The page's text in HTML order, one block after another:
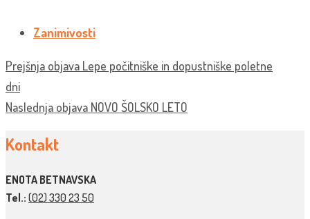
Zanimivosti
Prejšnja objava Lepe počitniške in dopustniške poletne
dni
Naslednja objava NOVO ŠOLSKO LETO
Kontakt
ENOTA BETNAVSKA
Tel.: (02) 330 23 50